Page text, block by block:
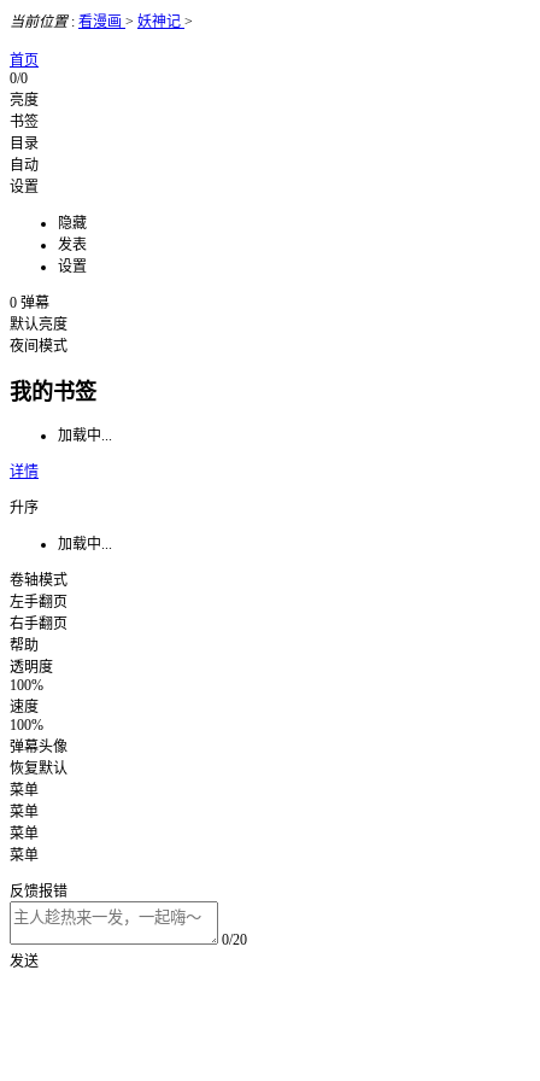
当前位置: 看漫画 > 妖神记 >
首页
0/0
亮度
书签
目录
自动
设置
隐藏
发表
设置
0 弹幕
默认亮度
夜间模式
我的书签
加载中...
详情
升序
加载中...
卷轴模式
左手翻页
右手翻页
帮助
透明度
100%
速度
100%
弹幕头像
恢复默认
菜单
菜单
菜单
菜单
反馈报错
0/20
发送